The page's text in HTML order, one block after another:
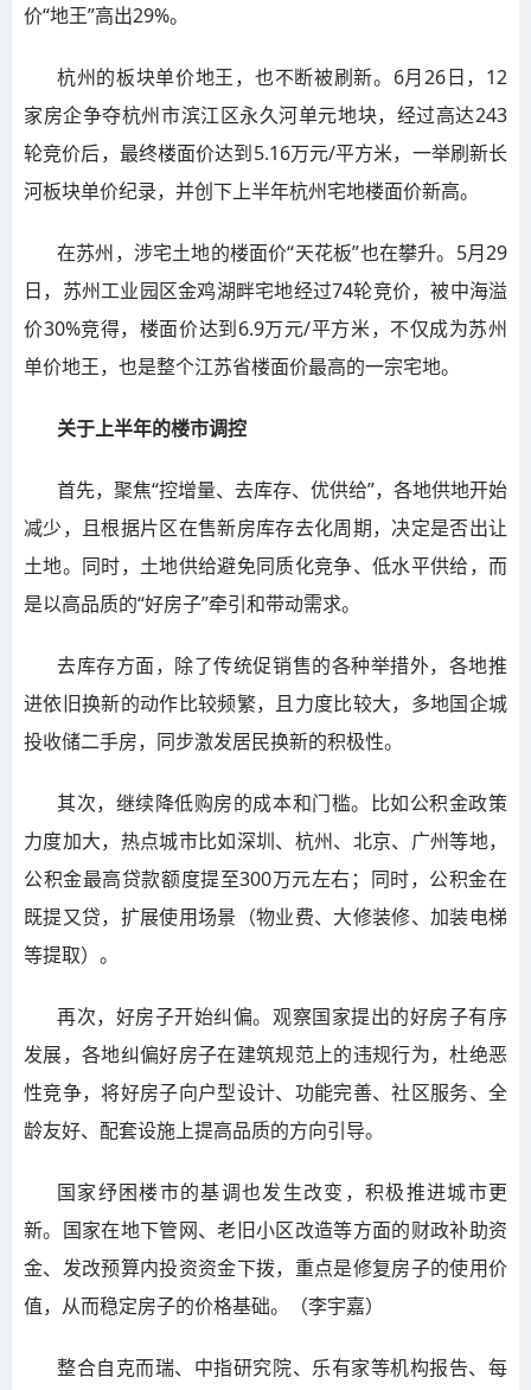
价“地王”高出29%。
杭州的板块单价地王，也不断被刷新。6月26日，12
家房企争夺杭州市滨江区永久河单元地块，经过高达243
轮竞价后，最终楼面价达到5.16万元/平方米，一举刷新长
河板块单价纪录，并创下上半年杭州宅地楼面价新高。
在苏州，涉宅土地的楼面价“天花板”也在攀升。5月29
日，苏州工业园区金鸡湖畔宅地经过74轮竞价，被中海溢
价30%竞得，楼面价达到6.9万元/平方米，不仅成为苏州
单价地王，也是整个江苏省楼面价最高的一宗宅地。
关于上半年的楼市调控
首先，聚焦“控增量、去库存、优供给”，各地供地开始
减少，且根据片区在售新房库存去化周期，决定是否出让
土地。同时，土地供给避免同质化竞争、低水平供给，而
是以高品质的“好房子”牵引和带动需求。
去库存方面，除了传统促销售的各种举措外，各地推
进依旧换新的动作比较频繁，且力度比较大，多地国企城
投收储二手房，同步激发居民换新的积极性。
其次，继续降低购房的成本和门槛。比如公积金政策
力度加大，热点城市比如深圳、杭州、北京、广州等地，
公积金最高贷款额度提至300万元左右；同时，公积金在
既提又贷，扩展使用场景（物业费、大修装修、加装电梯
等提取）。
再次，好房子开始纠偏。观察国家提出的好房子有序
发展，各地纠偏好房子在建筑规范上的违规行为，杜绝恶
性竞争，将好房子向户型设计、功能完善、社区服务、全
龄友好、配套设施上提高品质的方向引导。
国家纾困楼市的基调也发生改变，积极推进城市更
新。国家在地下管网、老旧小区改造等方面的财政补助资
金、发改预算内投资资金下拨，重点是修复房子的使用价
值，从而稳定房子的价格基础。（李宇嘉）
整合自克而瑞、中指研究院、乐有家等机构报告、每